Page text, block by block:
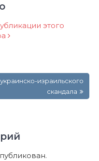
этого
израильского
скандала